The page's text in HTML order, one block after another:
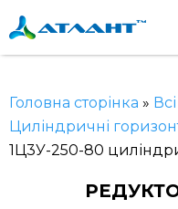
Головна сторінка »
Циліндричні
1Ц3У-250-80